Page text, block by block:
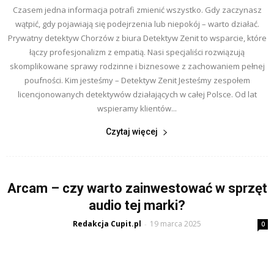
Czasem jedna informacja potrafi zmienić wszystko. Gdy zaczynasz
wątpić, gdy pojawiają się podejrzenia lub niepokój – warto działać.
Prywatny detektyw Chorzów z biura Detektyw Zenit to wsparcie, które
łączy profesjonalizm z empatią. Nasi specjaliści rozwiązują
skomplikowane sprawy rodzinne i biznesowe z zachowaniem pełnej
poufności. Kim jesteśmy – Detektyw Zenit Jesteśmy zespołem
licencjonowanych detektywów działających w całej Polsce. Od lat
wspieramy klientów...
Czytaj więcej
Arcam – czy warto zainwestować w sprzęt
audio tej marki?
Redakcja Cupit.pl - 19 marca 2025 0